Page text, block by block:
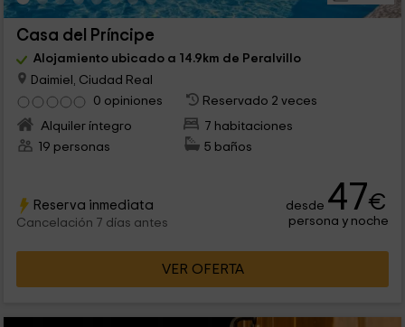
Casa del Príncipe
Alojamiento ubicado a 14.9km de Peralvillo
Daimiel, Ciudad Real
0 opiniones
Reservado 2 veces
Alquiler íntegro
7 habitaciones
19 personas
5 baños
Reserva inmediata
Cancelación 7 días antes
desde 47€
persona y noche
VER OFERTA